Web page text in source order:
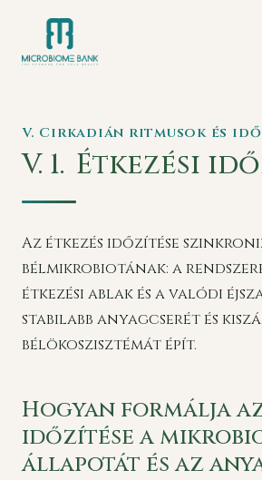
V. Cirkadián ritmusok és
V. 1. Étkezési
Az étkezés időzítése
bélmikrobiotának: a
étkezési ablak és a valódi
stabilabb anyagcserét és
bélökoszisztémát épít.
Hogyan formálja
időzítése a
állapotát és az